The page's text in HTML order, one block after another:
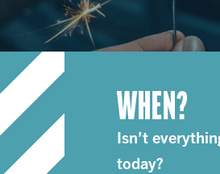
WHEN?
Isn’t
today?